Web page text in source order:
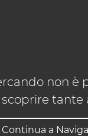
non
Continua a